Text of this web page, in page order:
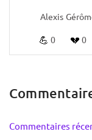
nternet/
Alexis
💪 0 💔 0
Commentaires